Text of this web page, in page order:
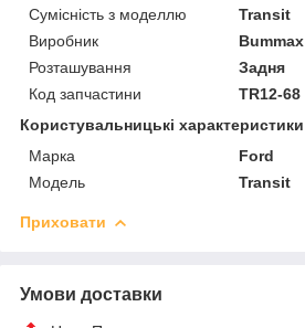
Сумісність з моделлю
Transit
Виробник
Bummax
Розташування
Задня
Код запчастини
TR12-68
Користувальницькі характеристики
Марка
Ford
Модель
Transit
Приховати
Умови доставки